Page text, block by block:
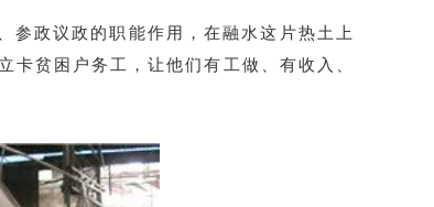
参政议政的职能作用，在融水这片热土上
贫困户务工，让他们有工做、有收入、